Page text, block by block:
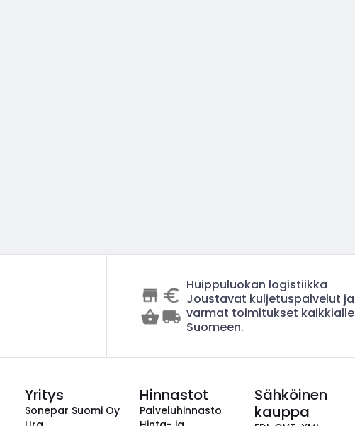
Huippuluokan logistiikka
Joustavat kuljetuspalvelut ja
varmat toimitukset kaikkialle
Suomeen.
Yritys
Sonepar Suomi Oy
Hinnastot
Palveluhinnasto
Sähköinen
kauppa